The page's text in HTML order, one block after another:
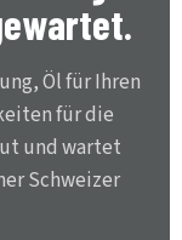
Öl für Ihren
für die
und wartet
Schweizer